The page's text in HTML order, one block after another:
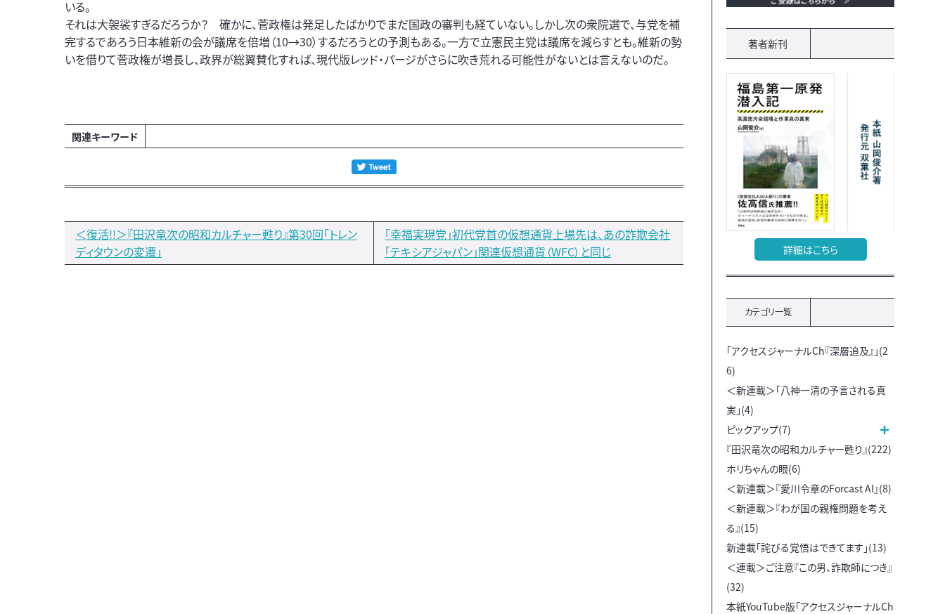
いる。
それは大袈裟すぎるだろうか？ 確かに、菅政権は発足したばかりでまだ国政の審判も経ていない。しかし次の衆院選で、与党を補
完するであろう日本維新の会が議席を倍増（10→30）するだろうとの予測もある。一方で立憲民主党は議席を減らすとも。維新の勢
いを借りて菅政権が増長し、政界が総翼賛化すれば、現代版レッド・パージがさらに吹き荒れる可能性がないとは言えないのだ。
関連キーワード
＜復活!!＞『田沢竜次の昭和カルチャー甦り』第30回「トレン
ディタウンの変遷」
「幸福実現党」初代党首の仮想通貨上場先は、あの詐欺会社
「テキシアジャパン」関連仮想通貨（WFC）と同じ
著者新刊
詳細はこちら
カテゴリ一覧
「アクセスジャーナルCh『深層追及』」(2
6)
＜新連載＞「八神一清の予言される真
実」(4)
ピックアップ(7)
『田沢竜次の昭和カルチャー甦り』(222)
ホリちゃんの眼(6)
＜新連載＞『愛川令章のForcast AI』(8)
＜新連載＞『わが国の親権問題を考え
る』(15)
新連載「詫びる覚悟はできてます」(13)
＜連載＞ご注意『この男、詐欺師につき』
(32)
本紙YouTube版「アクセスジャーナルCh